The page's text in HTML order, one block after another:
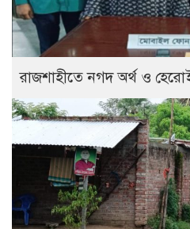
রাজশাহীতে নগদ অর্থ ও